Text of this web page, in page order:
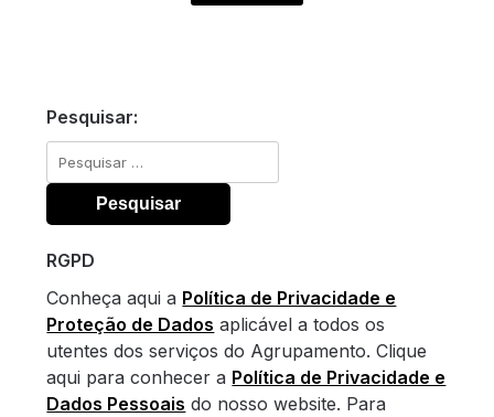
Pesquisar:
Pesquisar
por:
RGPD
Conheça aqui a Política de Privacidade e
Proteção de Dados aplicável a todos os
utentes dos serviços do Agrupamento. Clique
aqui para conhecer a Política de Privacidade e
Dados Pessoais do nosso website. Para